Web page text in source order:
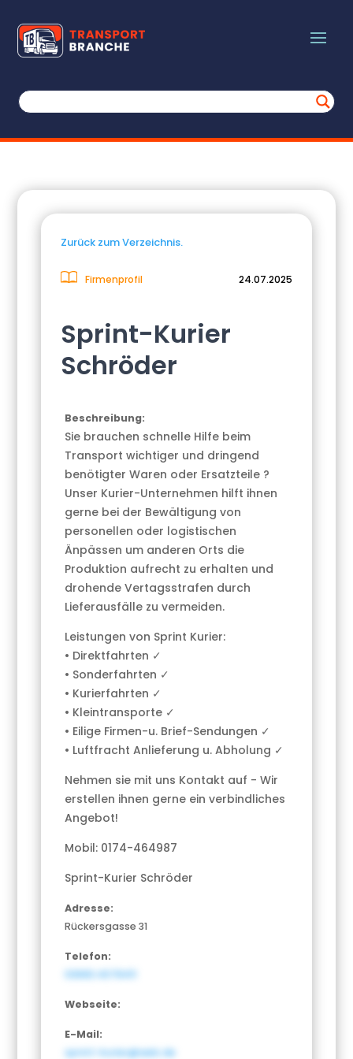
Zurück zum Verzeichnis.
Firmenprofil 24.07.2025
Sprint-Kurier
Schröder
Beschreibung:
Sie brauchen schnelle Hilfe beim
Transport wichtiger und dringend
benötigter Waren oder Ersatzteile ?
Unser Kurier-Unternehmen hilft ihnen
gerne bei der Bewältigung von
personellen oder logistischen
Änpässen um anderen Orts die
Produktion aufrecht zu erhalten und
drohende Vertagsstrafen durch
Lieferausfälle zu vermeiden.
Leistungen von Sprint Kurier:
• Direktfahrten ✓
• Sonderfahrten ✓
• Kurierfahrten ✓
• Kleintransporte ✓
• Eilige Firmen-u. Brief-Sendungen ✓
• Luftfracht Anlieferung u. Abholung ✓
Nehmen sie mit uns Kontakt auf - Wir
erstellen ihnen gerne ein verbindliches
Angebot!
Mobil: 0174-464987
Sprint-Kurier Schröder
Adresse:
Rückersgasse 31
Telefon:
03683.4078411
Webseite:
E-Mail:
sprint-kurier@web.de